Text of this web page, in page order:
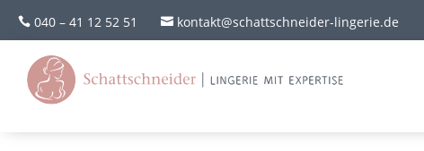
 040 – 41 12 52 51  kontakt@schattschneider-lingerie.de